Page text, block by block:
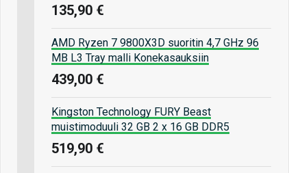
135,90 €
AMD Ryzen 7 9800X3D suoritin 4,7 GHz 96
MB L3 Tray malli Konekasauksiin
439,00 €
Kingston Technology FURY Beast
muistimoduuli 32 GB 2 x 16 GB DDR5
519,90 €